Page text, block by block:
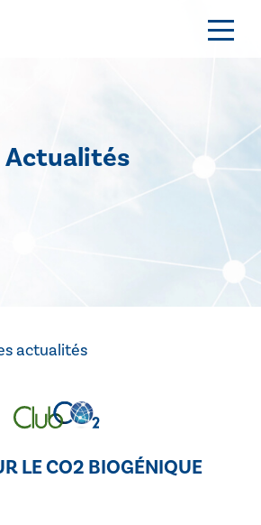
Actualités
actualités
LE CO2 BIOGÉNIQUE